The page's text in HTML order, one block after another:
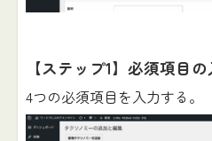
【ステップ1】必須項目
4つの必須項目を入力する。